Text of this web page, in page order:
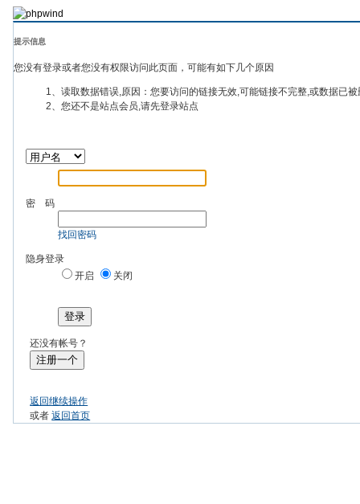
提示信息
您没有登录或者您没有权限访问此页面，可能有如下几个原因
1、读取数据错误,原因：您要访问的链接无效,可能链接不完整,或数据已
2、您还不是站点会员,请先登录站点
密 码
找回密码
隐身登录
开启
关闭
登录
还没有帐号？
注册一个
返回继续操作
或者返回首页